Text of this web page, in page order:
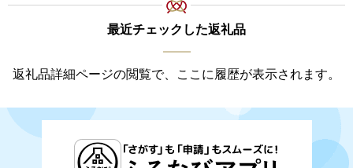
最近チェックした返礼品
返礼品詳細ページの閲覧で、ここに履歴が表示されます。